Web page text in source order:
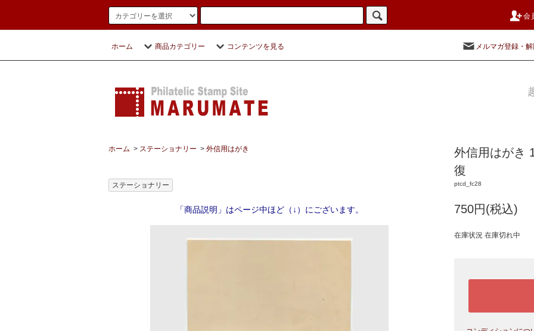
会
ホーム 商品カテゴリー コンテンツを見る メルマガ登録・
ホーム > ステーショナリー > 外信用はがき
ステーショナリー
「商品説明」はページ中ほど（↓）にございます。
外信用はがき
復
ptcd_fc28
750円(税込)
在庫状況 在庫切れ中